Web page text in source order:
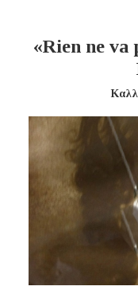
«Rien ne va